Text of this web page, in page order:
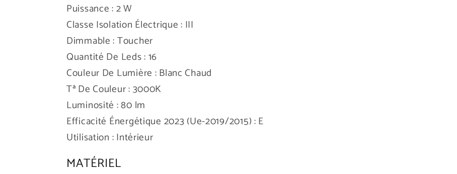
Puissance : 2 W
Classe Isolation Électrique : III
Dimmable : Toucher
Quantité De Leds : 16
Couleur De Lumière : Blanc Chaud
Tª De Couleur : 3000K
Luminosité : 80 lm
Efficacité Énergétique 2023 (Ue-2019/2015) : E
Utilisation : Intérieur
MATÉRIEL